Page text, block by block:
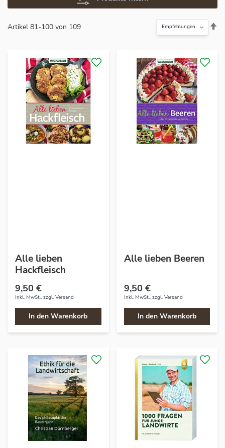
Artikel 81-100 von 109
Alle lieben
Hackfleisch
9,50 €
Inkl. MwSt., zzgl. Versand
In den Warenkorb
Alle lieben Beeren
9,50 €
Inkl. MwSt., zzgl. Versand
In den Warenkorb